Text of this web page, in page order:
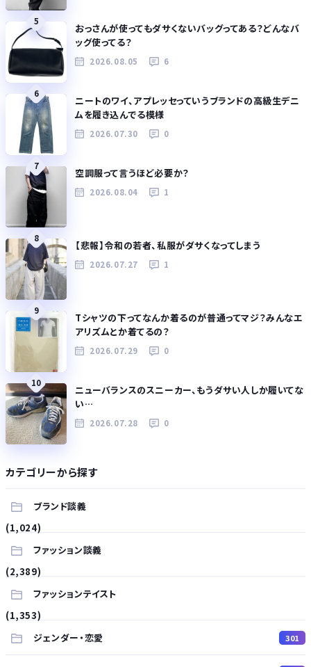
5
おっさんが使ってもダサくないバッグってある？どんなバ
ッグ使ってる？
2026.08.05 6
6
ニートのワイ、アプレッセっていうブランドの高級生デニ
ムを履き込んでる模様
2026.07.30 0
7
空調服って言うほど必要か？
2026.08.04 1
8
【悲報】令和の若者、私服がダサくなってしまう
2026.07.27 1
9
Tシャツの下ってなんか着るのが普通ってマジ？みんなエ
アリズムとか着てるの？
2026.07.29 0
10
ニューバランスのスニーカー、もうダサい人しか履いてな
い…
2026.07.28 0
カテゴリーから探す
ブランド談義
(1,024)
ファッション談義
(2,389)
ファッションテイスト
(1,353)
ジェンダー・恋愛
301